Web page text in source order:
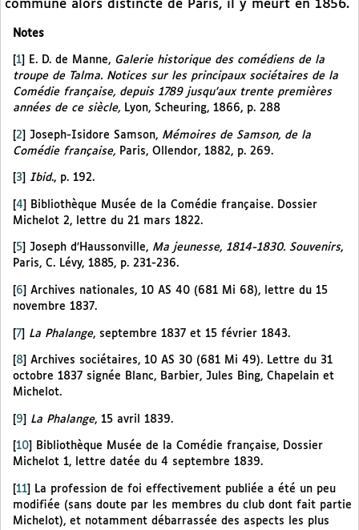
commune alors distincte de Paris, il y meurt en 1856.
Notes
1 E. D. de Manne, Galerie historique des comédiens de la
troupe de Talma. Notices sur les principaux sociétaires de la
Comédie française, depuis 1789 jusqu’aux trente premières
années de ce siècle, Lyon, Scheuring, 1866, p. 288
[2] Joseph-Isidore Samson, Mémoires de Samson, de la
Comédie française, Paris, Ollendor, 1882, p. 269.
3 Ibid., p. 192.
[4]
Bibliothèque Musée de la Comédie française. Dossier
Michelot 2, lettre du 21 mars 1822.
5 Joseph d’Haussonville, Ma jeunesse, 1814-1830. Souvenirs,
Paris, C. Lévy, 1885, p. 231-236.
6
Archives nationales, 10 AS 40 (681 Mi 68), lettre du 15
novembre 1837.
[7] La Phalange, septembre 1837 et 15 février 1843.
8
Archives sociétaires, 10 AS 30 (681 Mi 49). Lettre du 31
octobre 1837 signée Blanc, Barbier, Jules Bing, Chapelain et
Michelot.
[9] La Phalange, 15 avril 1839.
10
Bibliothèque Musée de la Comédie française, Dossier
Michelot 1, lettre datée du 4 septembre 1839.
11
La profession de foi effectivement publiée a été un peu
modifiée (sans doute par les membres du club dont fait partie
Michelot), et notamment débarrassée des aspects les plus